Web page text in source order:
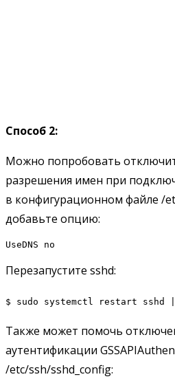
Способ 2:
Можно попробовать
разрешения имен при
в конфигурационном файле /
добавьте опцию:
UseDNS no
Перезапустите sshd:
$ sudo systemctl restart
Также может помочь
аутентификации
/etc/ssh/sshd_config: